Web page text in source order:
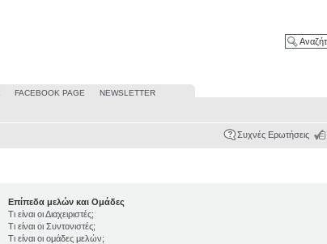
FACEBOOK PAGE NEWSLETTER
Συχνές Ερωτήσεις
Επίπεδα μελών και Ομάδες
Τι είναι οι Διαχειριστές;
Τι είναι οι Συντονιστές;
Τι είναι οι ομάδες μελών;